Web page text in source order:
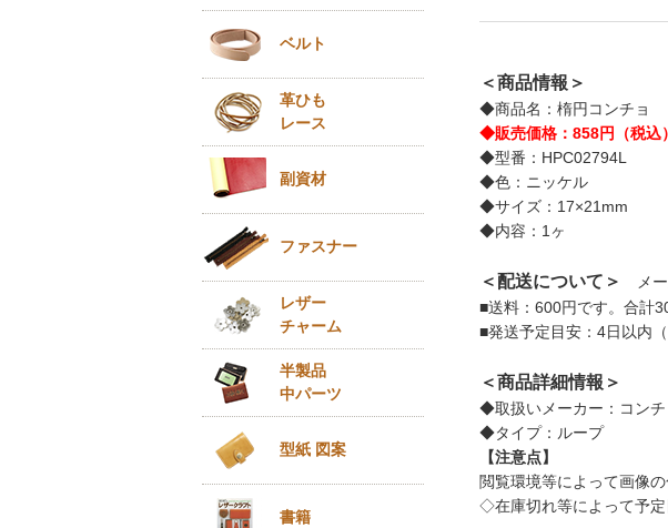
＜商品情報＞
◆商品名：楕円コンチョ
◆販売価格：858円（税込）
◆型番：HPC02794L
◆色：ニッケル
◆サイズ：17×21mm
◆内容：1ヶ
＜配送について＞
メー
■送料：600円です。合計
■発送予定目安：4日以内（
＜商品詳細情報＞
◆取扱いメーカー：コンチ
◆タイプ：ループ
【注意点】
閲覧環境等によって画像
◇在庫切れ等によって予定
ベルト
革ひも
レース
副資材
ファスナー
レザー
チャーム
半製品
中パーツ
型紙 図案
書籍